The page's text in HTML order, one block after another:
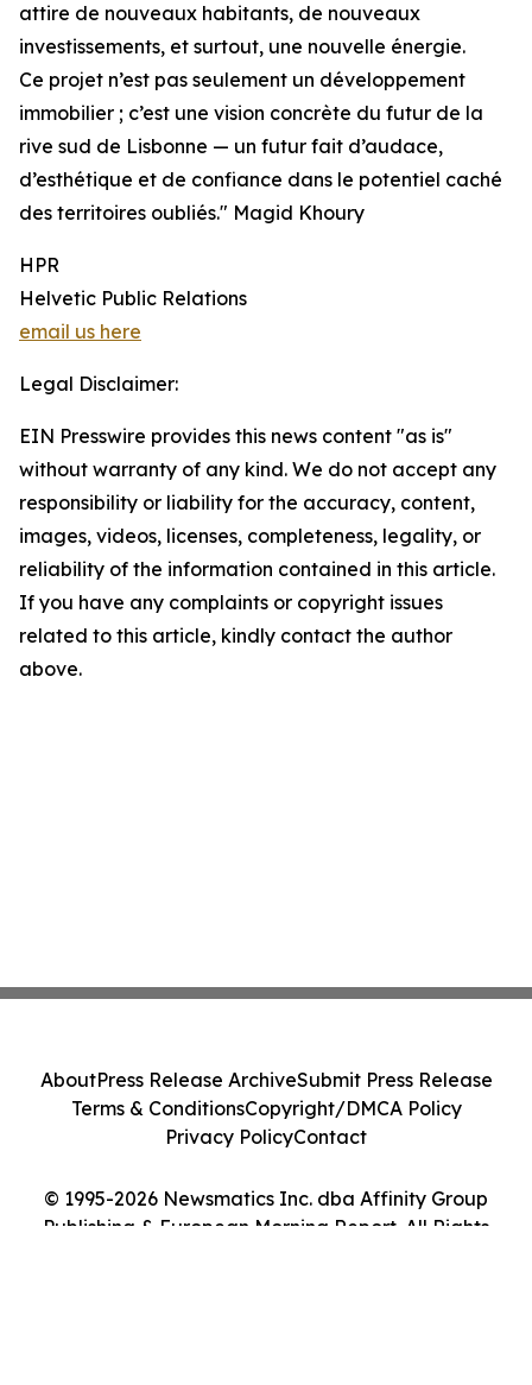
attire de nouveaux habitants, de nouveaux
investissements, et surtout, une nouvelle énergie.
Ce projet n’est pas seulement un développement
immobilier ; c’est une vision concrète du futur de la
rive sud de Lisbonne — un futur fait d’audace,
d’esthétique et de confiance dans le potentiel caché
des territoires oubliés." Magid Khoury
HPR
Helvetic Public Relations
email us here
Legal Disclaimer:
EIN Presswire provides this news content "as is"
without warranty of any kind. We do not accept any
responsibility or liability for the accuracy, content,
images, videos, licenses, completeness, legality, or
reliability of the information contained in this article.
If you have any complaints or copyright issues
related to this article, kindly contact the author
above.
© 1995-2026 Newsmatics Inc. dba Affinity Group
Publishing & European Morning Report. All Rights
AboutPress Release ArchiveSubmit Press Release
Terms & ConditionsCopyright/DMCA Policy
Privacy PolicyContact